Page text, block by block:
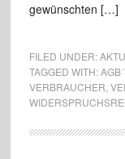
gewünschten […]
FILED UNDER:
TAGGED WITH:
VERBRAUCHER